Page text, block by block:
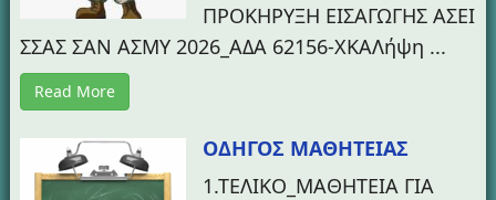
ΠΡΟΚΗΡΥΞΗ ΕΙΣΑΓΩΓΗΣ ΑΣΕΙ
ΣΣΑΣ ΣΑΝ ΑΣΜΥ 2026_ΑΔΑ 62156-ΧΚΑΛήψη ...
Read More
ΟΔΗΓΟΣ ΜΑΘΗΤΕΙΑΣ
1.ΤΕΛΙΚΟ_ΜΑΘΗΤΕΙΑ ΓΙΑ